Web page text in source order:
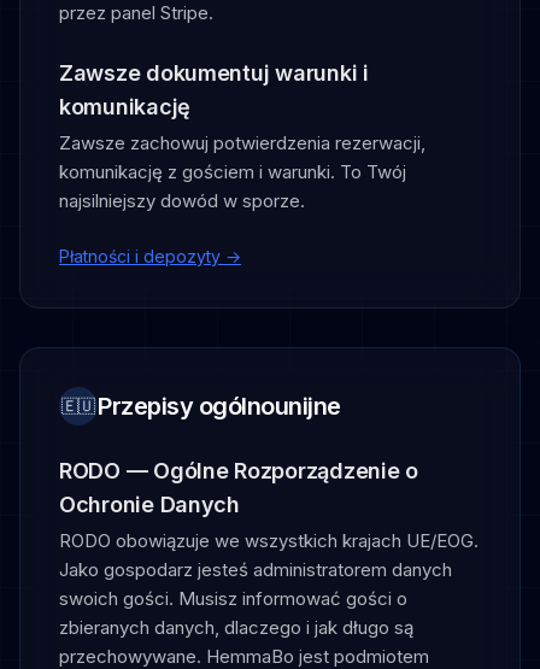
przez panel Stripe.
Zawsze dokumentuj warunki i
komunikację
Zawsze zachowuj potwierdzenia rezerwacji,
komunikację z gościem i warunki. To Twój
najsilniejszy dowód w sporze.
Płatności i depozyty →
🇪🇺Przepisy ogólnounijne
RODO — Ogólne Rozporządzenie o
Ochronie Danych
RODO obowiązuje we wszystkich krajach UE/EOG.
Jako gospodarz jesteś administratorem danych
swoich gości. Musisz informować gości o
zbieranych danych, dlaczego i jak długo są
przechowywane. HemmaBo jest podmiotem